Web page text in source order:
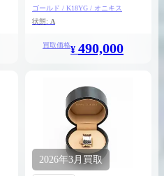
ハンブラ ピアス
ゴールド / K18YG / オニキス
状態: A
買取価格¥ 490,000
2026年3月 買取